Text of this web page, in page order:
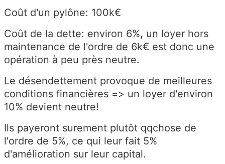
Coût d'un pylône: 100k€
Coût de la dette: environ 6%, un loyer hors
maintenance de l'ordre de 6k€ est donc une
opération à peu près neutre.
Le désendettement provoque de meilleures
conditions financières => un loyer d'environ
10% devient neutre!
Ils payeront surement plutôt qqchose de
l'ordre de 5%, ce qui leur fait 5%
d'amélioration sur leur capital.